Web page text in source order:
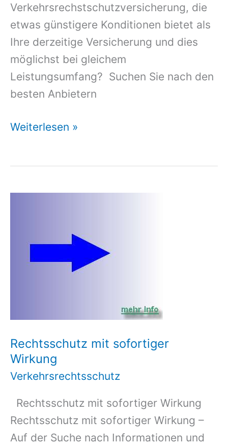
Verkehrsrechstschutzversicherung, die
etwas günstigere Konditionen bietet als
Ihre derzeitige Versicherung und dies
möglichst bei gleichem
Leistungsumfang? Suchen Sie nach den
besten Anbietern
Rechtsschutzversicherung
Weiterlesen »
Rechtsschutz mit sofortiger
Wirkung
Verkehrsrechtsschutz
Rechtsschutz mit sofortiger Wirkung
Rechtsschutz mit sofortiger Wirkung –
Auf der Suche nach Informationen und